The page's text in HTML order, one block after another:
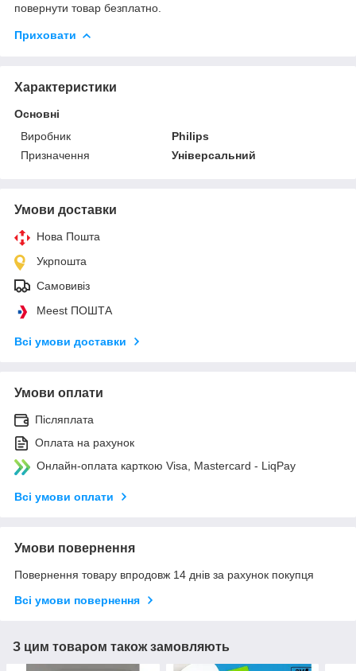
повернути товар безплатно.
Приховати
Характеристики
Основні
Виробник
Philips
Призначення
Універсальний
Умови доставки
Нова Пошта
Укрпошта
Самовивіз
Meest ПОШТА
Всі умови доставки
Умови оплати
Післяплата
Оплата на рахунок
Онлайн-оплата карткою Visa, Mastercard - LiqPay
Всі умови оплати
Умови повернення
Повернення товару впродовж 14 днів за рахунок покупця
Всі умови повернення
З цим товаром також замовляють